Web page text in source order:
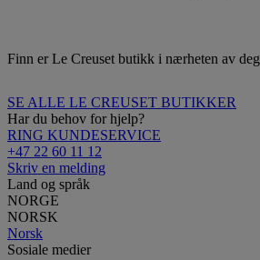
Finn er Le Creuset butikk i nærheten av deg
SE ALLE LE CREUSET BUTIKKER
Har du behov for hjelp?
RING KUNDESERVICE
+47 22 60 11 12
Skriv en melding
Land og språk
NORGE
NORSK
Norsk
Sosiale medier